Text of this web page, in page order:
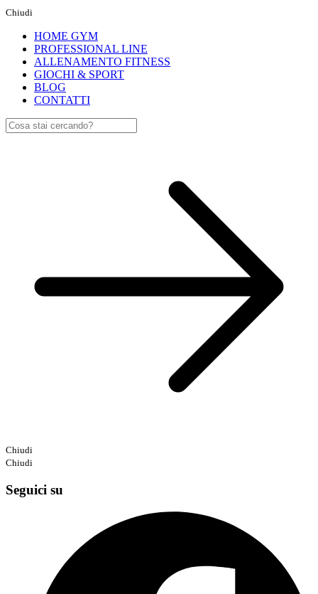
Chiudi
HOME GYM
PROFESSIONAL LINE
ALLENAMENTO FITNESS
GIOCHI & SPORT
BLOG
CONTATTI
Chiudi
Chiudi
Seguici su